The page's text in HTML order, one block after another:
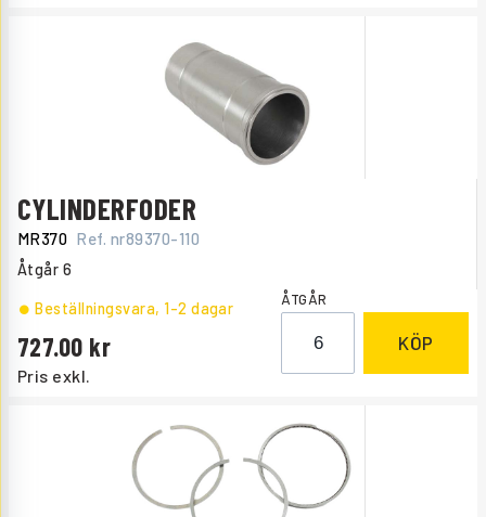
CYLINDERFODER
MR370 Ref. nr89370-110
Åtgår 6
Pris exkl.
727.00
Beställningsvara, 1-2 dagar ÅTGÅR
KÖP